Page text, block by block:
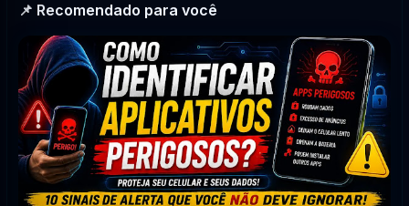
📌 Recomendado para você